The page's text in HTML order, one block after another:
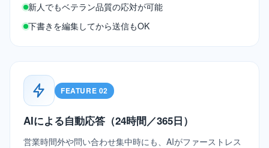
新人でもベテラン品質の応対が可能
下書きを編集してから送信もOK
FEATURE 02
AIによる自動応答（24時間／365日）
営業時間外や問い合わせ集中時にも、AIがファーストレス